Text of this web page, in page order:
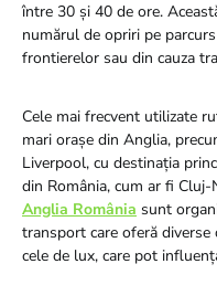
între 30 și 40 de ore.
numărul de opriri pe
frontierelor sau din cauza
Cele mai frecvent utilizate
mari orașe din Anglia,
Liverpool, cu destinația
din România, cum ar fi Cluj-
Anglia România sunt
transport care oferă
cele de lux, care pot